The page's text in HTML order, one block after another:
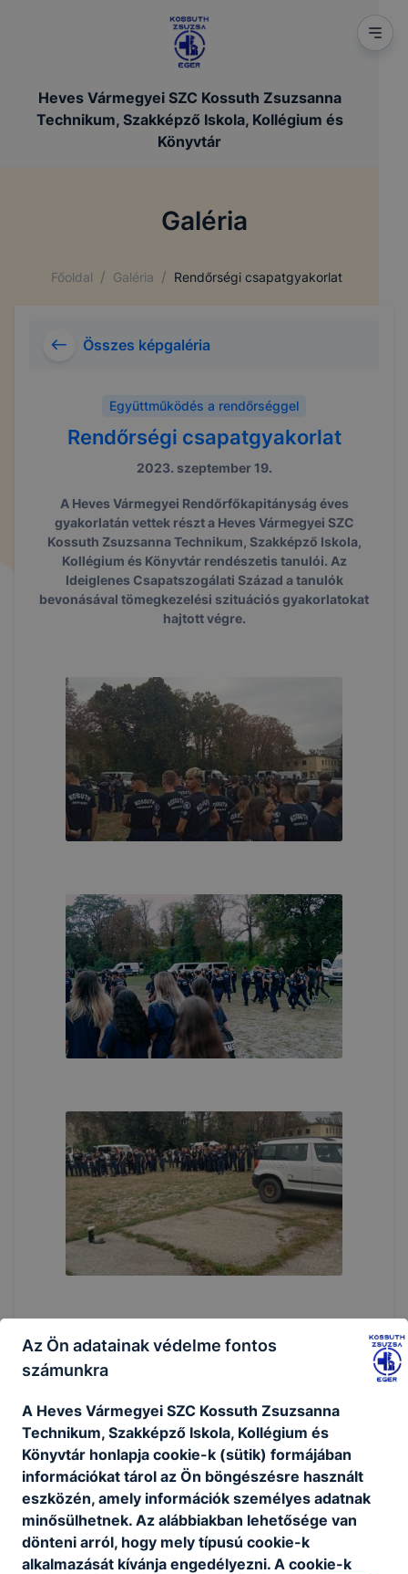
Heves Vármegyei SZC Kossuth Zsuzsanna
Technikum, Szakképző Iskola, Kollégium és
Könyvtár
Galéria
Főoldal / Galéria / Rendőrségi csapatgyakorlat
Összes képgaléria
Együttműködés a rendőrséggel
Rendőrségi csapatgyakorlat
2023. szeptember 19.
A Heves Vármegyei Rendőrfőkapitányság éves
gyakorlatán vettek részt a Heves Vármegyei SZC
Kossuth Zsuzsanna Technikum, Szakképző Iskola,
Kollégium és Könyvtár rendészetis tanulói. Az
Ideiglenes Csapatszogálati Század a tanulók
bevonásával tömegkezelési szituációs gyakorlatokat
hajtott végre.
Az Ön adatainak védelme fontos
számunkra
A Heves Vármegyei SZC Kossuth Zsuzsanna
Technikum, Szakképző Iskola, Kollégium és
Könyvtár honlapja cookie-k (sütik) formájában
információkat tárol az Ön böngészésre használt
eszközén, amely információk személyes adatnak
minősülhetnek. Az alábbiakban lehetősége van
dönteni arról, hogy mely típusú cookie-k
alkalmazását kívánja engedélyezni. A cookie-k